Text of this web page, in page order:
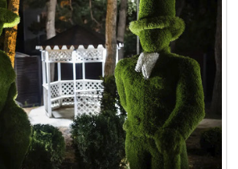
РЕЕСТРЫ